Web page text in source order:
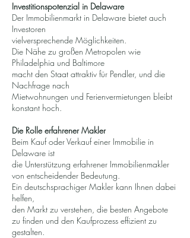
Investitionspotenzial in Delaware
Der Immobilienmarkt in Delaware bietet auch
Investoren
vielversprechende Möglichkeiten.
Die Nähe zu großen Metropolen wie
Philadelphia und Baltimore
macht den Staat attraktiv für Pendler, und die
Nachfrage nach
Mietwohnungen und Ferienvermietungen bleibt
konstant hoch.
Die Rolle erfahrener Makler
Beim Kauf oder Verkauf einer Immobilie in
Delaware ist
die Unterstützung erfahrener Immobilienmakler
von entscheidender Bedeutung.
Ein deutschsprachiger Makler kann Ihnen dabei
helfen,
den Markt zu verstehen, die besten Angebote
zu finden und den Kaufprozess effizient zu
gestalten.